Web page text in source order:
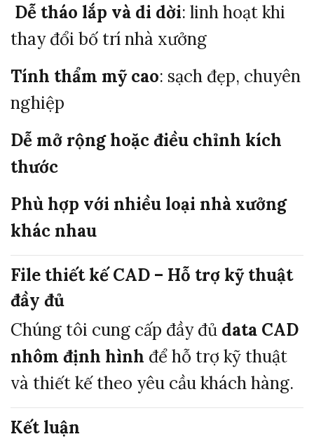
Dễ tháo lắp và di dời: linh hoạt khi
thay đổi bố trí nhà xưởng
Tính thẩm mỹ cao: sạch đẹp, chuyên
nghiệp
Dễ mở rộng hoặc điều chỉnh kích
thước
Phù hợp với nhiều loại nhà xưởng
khác nhau
File thiết kế CAD – Hỗ trợ kỹ thuật
đầy đủ
Chúng tôi cung cấp đầy đủ data CAD
nhôm định hình để hỗ trợ kỹ thuật
và thiết kế theo yêu cầu khách hàng.
Kết luận